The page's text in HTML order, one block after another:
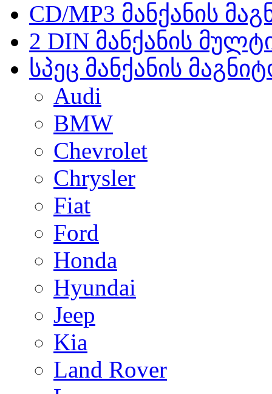
CD/MP3 მანქანის
2 DIN მანქანის
სპეც მანქანის
Audi
BMW
Chevrolet
Chrysler
Fiat
Ford
Honda
Hyundai
Jeep
Kia
Land Rover